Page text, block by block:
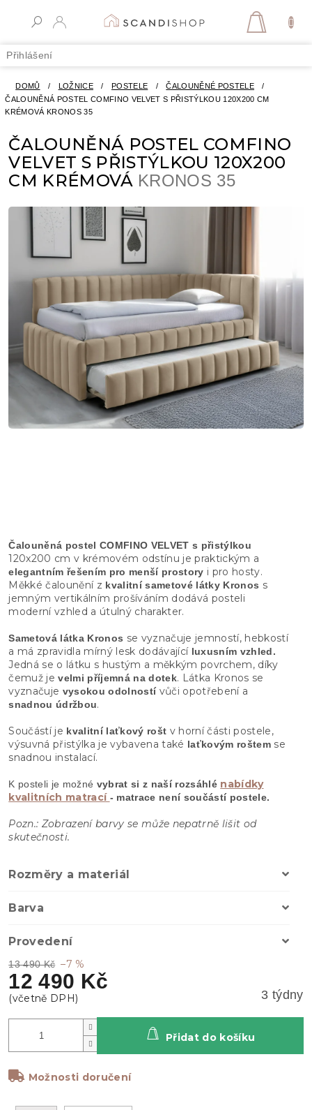
Přihlášení
DOMŮ / LOŽNICE / POSTELE / ČALOUNĚNÉ POSTELE
/
ČALOUNĚNÁ POSTEL COMFINO VELVET S PŘISTÝLKOU 120X200 CM
KRÉMOVÁ KRONOS 35
ČALOUNĚNÁ POSTEL COMFINO
VELVET S PŘISTÝLKOU 120X200
CM KRÉMOVÁ KRONOS 35
13 490 Kč –7 %
12 490 Kč
3 týdny
Možnosti doručení
Přidat do košíku
Čalouněná postel COMFINO VELVET s přistýlkou
120x200 cm v krémovém odstínu je praktickým a
elegantním řešením pro menší prostory i pro hosty.
Měkké čalounění z kvalitní sametové látky Kronos s
jemným vertikálním prošíváním dodává posteli
moderní vzhled a útulný charakter.
Sametová látka Kronos se vyznačuje jemností, hebkostí
a má zpravidla mírný lesk dodávajícíluxusním vzhled.
Jedná se o látku s hustým a měkkým povrchem, díky
čemuž jevelmi příjemná na dotek. Látka Kronos se
vyznačuje vysokou odolnostívůči opotřebení a
snadnou údržbou.
Součástí je kvalitní laťkový rošt v horní části postele,
výsuvná přistýlka je vybavena také laťkovým roštemse
snadnou instalací.
K posteli je možné vybrat si z naší rozsáhlé nabídky
kvalitních matrací - matrace není součástí postele.
Pozn.: Zobrazení barvy se může nepatrně lišit od
skutečnosti.
Rozměry a materiál
Barva
Provedení